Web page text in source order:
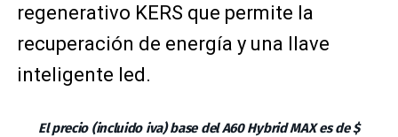
regenerativo KERS que permite la
recuperación de energía y una llave
inteligente led.
El precio (incluido iva) base del A60 Hybrid MAX es de $